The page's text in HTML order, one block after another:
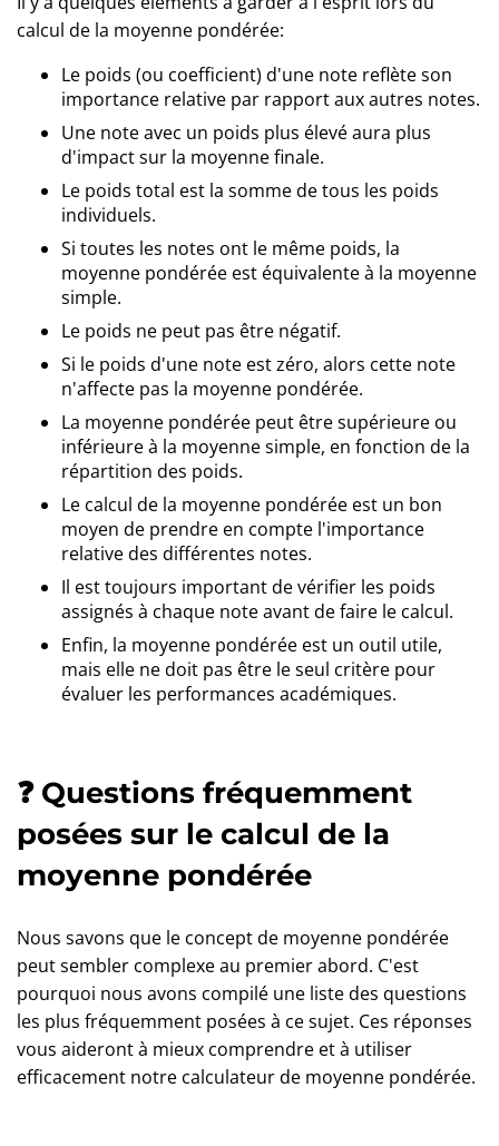
calcul de la moyenne pondérée:
Le poids (ou coefficient) d'une note reflète son
importance relative par rapport aux autres notes.
Une note avec un poids plus élevé aura plus
d'impact sur la moyenne finale.
Le poids total est la somme de tous les poids
individuels.
Si toutes les notes ont le même poids, la
moyenne pondérée est équivalente à la moyenne
simple.
Le poids ne peut pas être négatif.
Si le poids d'une note est zéro, alors cette note
n'affecte pas la moyenne pondérée.
La moyenne pondérée peut être supérieure ou
inférieure à la moyenne simple, en fonction de la
répartition des poids.
Le calcul de la moyenne pondérée est un bon
moyen de prendre en compte l'importance
relative des différentes notes.
Il est toujours important de vérifier les poids
assignés à chaque note avant de faire le calcul.
Enfin, la moyenne pondérée est un outil utile,
mais elle ne doit pas être le seul critère pour
évaluer les performances académiques.
❓ Questions fréquemment
posées sur le calcul de la
moyenne pondérée
Nous savons que le concept de moyenne pondérée
peut sembler complexe au premier abord. C'est
pourquoi nous avons compilé une liste des questions
les plus fréquemment posées à ce sujet. Ces réponses
vous aideront à mieux comprendre et à utiliser
efficacement notre calculateur de moyenne pondérée.